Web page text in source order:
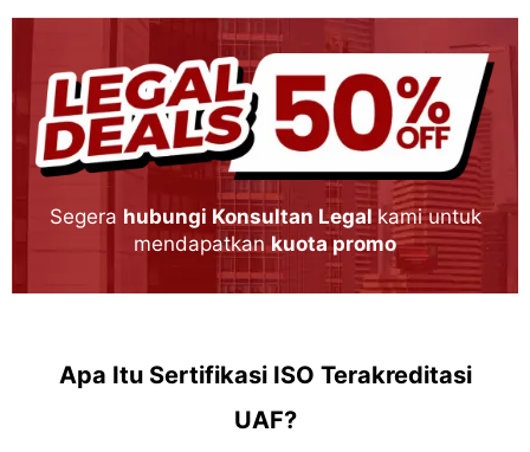
Segera hubungi Konsultan Legal kami untuk
mendapatkankuota promo
Apa Itu Sertifikasi ISO Terakreditasi
UAF?